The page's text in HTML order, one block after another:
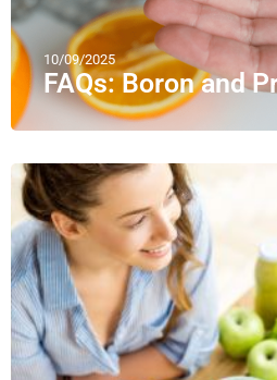
10/09/2025
FAQs: Boron and